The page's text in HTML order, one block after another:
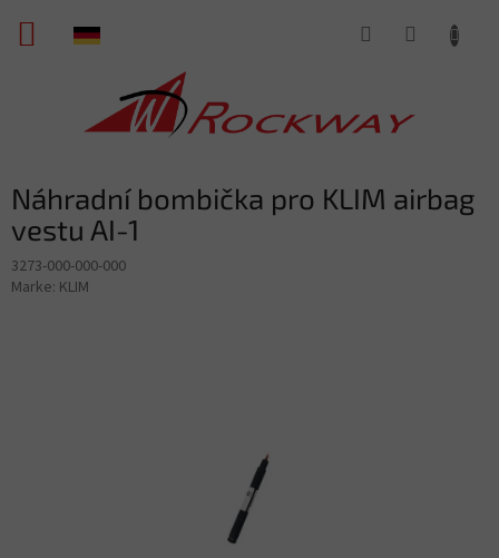
Inhalt
springen
WARENKORB
Náhradní bombička pro KLIM airbag
vestu AI-1
3273-000-000-000
Marke: KLIM